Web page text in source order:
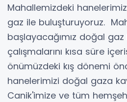
Mahallemizdeki
gaz ile buluşturuyoruz.
başlayacağımız doğal gaz
çalışmalarını kısa süre
önümüzdeki kış dönemi
hanelerimizi doğal gaza
Canik'imize ve tüm